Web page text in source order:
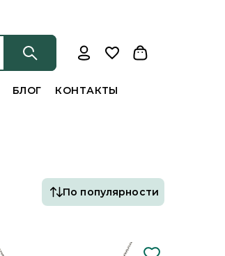
БЛОГ КОНТАКТЫ
По популярности